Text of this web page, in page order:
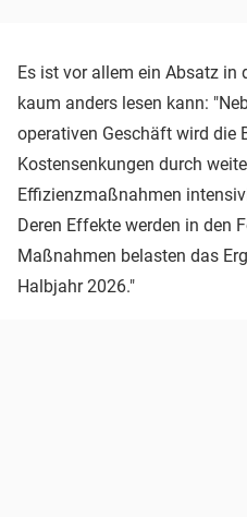
Es ist vor allem ein Absatz in
kaum anders lesen kann:
operativen Geschäft wird die
Kostensenkungen durch
Effizienzmaßnahmen
Deren Effekte werden in den
Maßnahmen belasten das
Halbjahr 2026."